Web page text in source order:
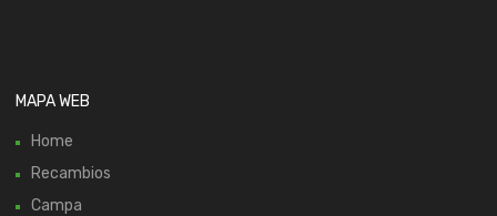
MAPA WEB
Home
Recambios
Campa